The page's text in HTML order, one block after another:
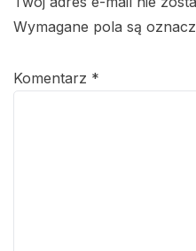
Wymagane pola są
Komentarz *